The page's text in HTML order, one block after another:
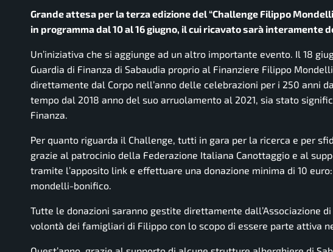
Grande attesa per la terza edizione del “Challenge Filippo
in programma dal 10 al 16 giugno, il cui ricavato sarà interamente
Un’iniziativa che si aggiunge ad un altro importante evento. Il 18
Guardia di Finanza di Sabaudia proprio al Finanziere Filippo
direttamente dal Corpo nell’anno delle celebrazioni per i 250 anni
tempo dal 2018 anno del suo arruolamento al 2021, sia stato
Finanza.
Per quanto riguarda il Challenge, tutti in gara per la ricerca e per
grazie al patrocinio della Federazione Italiana Canottaggio e al
tramite l’apposito link e effettuare una donazione minima di 10
mondelli-bonifico.
Tutte le donazioni saranno gestite direttamente dall’Associazione di
volontà dei famigliari di Filippo con lo scopo di essere parte attiva